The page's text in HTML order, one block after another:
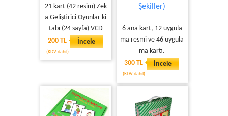
21 kart (42 resim) Zek
a Geliştirici Oyunlar ki
tabı (24 sayfa) VCD
200 TL
(KDV dahil)
İncele
Şekiller)
6 ana kart, 12 uygula
ma resmi ve 46 uygula
ma kartı.
300 TL
(KDV dahil)
İncele